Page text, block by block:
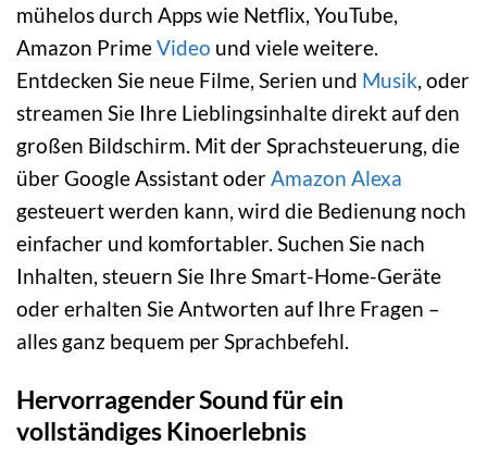
mühelos durch Apps wie Netflix, YouTube,
Amazon PrimeVideo und viele weitere.
Entdecken Sie neue Filme, Serien und Musik , oder
streamen Sie Ihre Lieblingsinhalte direkt auf den
großen Bildschirm. Mit der Sprachsteuerung, die
über Google Assistant oder Amazon Alexa
gesteuert werden kann, wird die Bedienung noch
einfacher und komfortabler. Suchen Sie nach
Inhalten, steuern Sie Ihre Smart-Home-Geräte
oder erhalten Sie Antworten auf Ihre Fragen –
alles ganz bequem per Sprachbefehl.
Hervorragender Sound für ein
vollständiges Kinoerlebnis